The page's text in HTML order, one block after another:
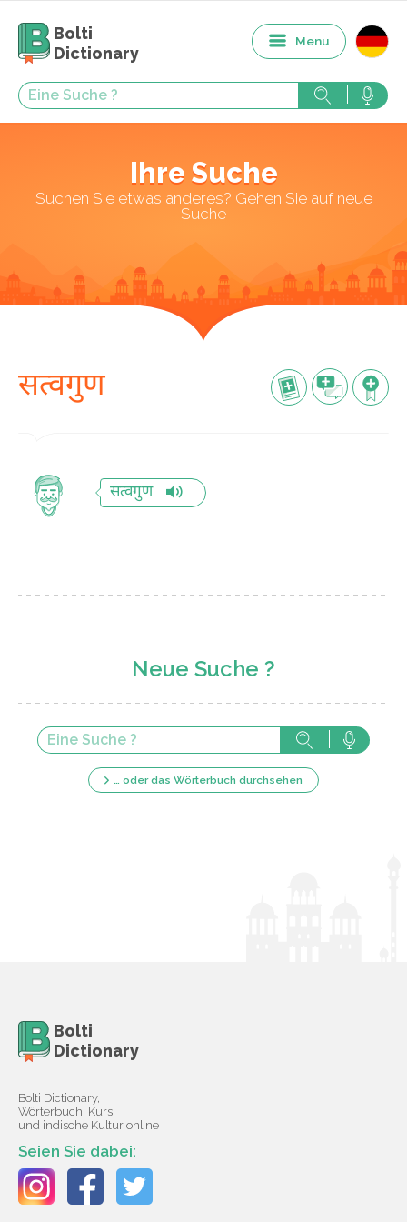
Bolti
Dictionary
Menu
Ihre Suche
Suchen Sie etwas anderes? Gehen Sie auf neue
Suche
सत्वगुण
सत्वगुण
Neue Suche ?
… oder das Wörterbuch durchsehen
Bolti
Dictionary
Bolti Dictionary,
Wörterbuch, Kurs
und indische Kultur online
Seien Sie dabei: